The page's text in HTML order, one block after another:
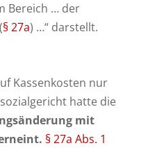
Bereich … der
§ 27a) …“ darstellt.
Kassenkosten nur
hatte die
mit
§ 27a Abs. 1